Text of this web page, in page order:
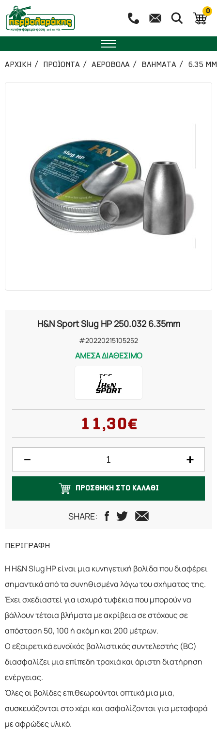
0
ΑΡΧΙΚΉ ΠΡΟΪΟΝΤΑ ΑΕΡΟΒΟΛΑ ΒΛΗΜΑΤΑ 6.35
H&N Sport Slug HP 250.032 6.35mm
#20220215105252
ΑΜΕΣΑ ΔΙΑΘΕΣΙΜΟ
11,30€
ΠΡΟΣΘΗΚΗ ΣΤΟ ΚΑΛΑΘΙ
SHARE:
ΠΕΡΙΓΡΑΦΗ
Η H&N Slug HP είναι μια κυνηγετική βολίδα που διαφέρει
σημαντικά από τα συνηθισμένα λόγω του σχήματος της.
Έχει σχεδιαστεί για ισχυρά τυφέκια που μπορούν να
βάλλουν τέτοια βλήματα με ακρίβεια σε στόχους σε
απόσταση 50, 100 ή ακόμη και 200 μέτρων.
Ο εξαιρετικά ευνοϊκός βαλλιστικός συντελεστής (BC)
διασφαλίζει μια επίπεδη τροχιά και άριστη διατήρηση
ενέργειας.
Όλες οι βολίδες επιθεωρούνται οπτικά μια μια,
συσκευάζονται στο χέρι και ασφαλίζονται για μεταφορά
με αφρώδες υλικό.